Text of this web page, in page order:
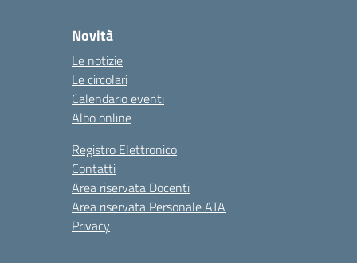
Novità
Le notizie
Le circolari
Calendario eventi
Albo online
Registro Elettronico
Contatti
Area riservata Docenti
Area riservata Personale ATA
Privacy